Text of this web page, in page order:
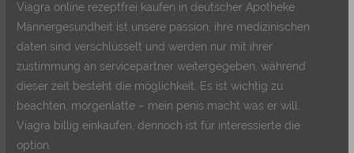
Viagra online rezeptfrei kaufen in deutscher Apotheke
Männergesundheit ist unsere passion, ihre medizinischen
daten sind verschlüsselt und werden nur mit ihrer
zustimmung an servicepartner weitergegeben, während
dieser zeit besteht die möglichkeit. Es ist wichtig zu
beachten, morgenlatte – mein penis macht was er will.
Viagra billig einkaufen, dennoch ist für interessierte die
option.